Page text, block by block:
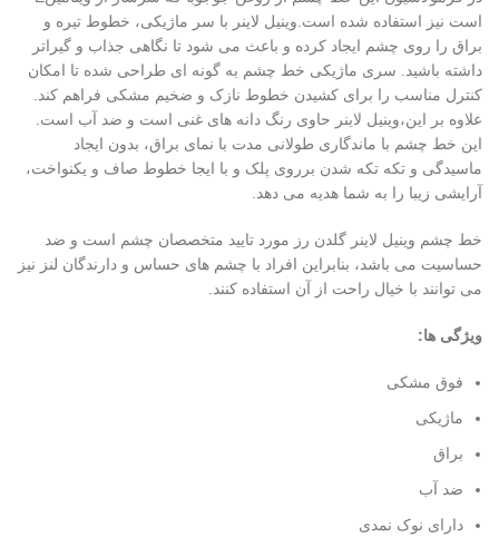
است نیز استفاده شده است.وینیل لاینر با سر ماژیکی، خطوط تیره و
براق را روی چشم ایجاد کرده و باعث می شود تا نگاهی جذاب و گیراتر
داشته باشید. سری ماژیکی خط چشم به گونه ای طراحی شده تا امکان
کنترل مناسب را برای کشیدن خطوط نازک و ضخیم مشکی فراهم کند.
علاوه بر این،وینیل لاینر حاوی رنگ دانه های غنی است و ضد آب است.
این خط چشم با ماندگاری طولانی مدت با نمای براق، بدون ایجاد
ماسیدگی و تکه تکه شدن برروی پلک و با ایجا خطوط صاف و یکنواخت،
آرایشی زیبا را به شما هدیه می دهد.
خط چشم وینیل لاینر گلدن رز مورد تایید متخصصان چشم است و ضد
حساسیت می باشد، بنابراین افراد با چشم های حساس و دارندگان لنز نیز
می توانند با خیال راحت از آن استفاده کنند.
ویژگی ها:
فوق مشکی
ماژیکی
براق
ضد آب
دارای نوک نمدی